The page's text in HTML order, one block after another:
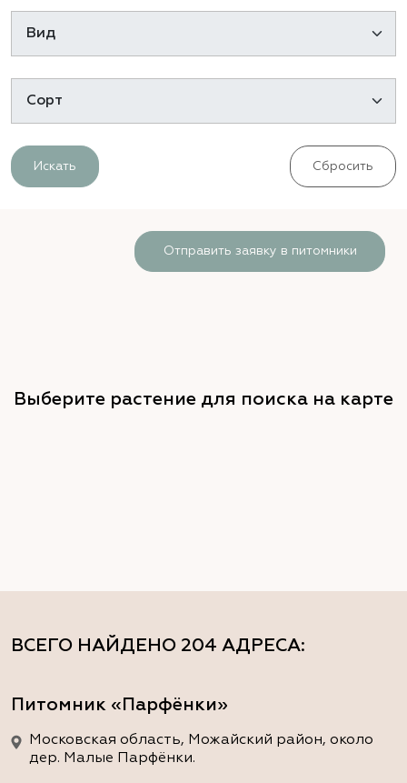
Искать Сбросить
ВСЕГО НАЙДЕНО 204 АДРЕСА:
Питомник «Парфёнки»
Московская область, Можайский район, около
дер. Малые Парфёнки.
Отправить заявку в питомники
Выберите растение для поиска на карте